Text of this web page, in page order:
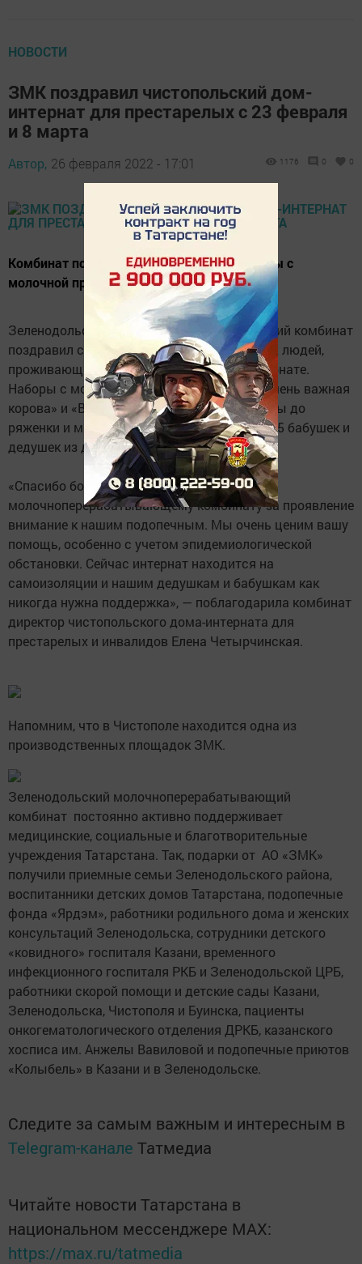
НОВОСТИ
ЗМК поздравил чистопольский дом-
интернат для престарелых с 23 февраля
и 8 марта
Автор, 26 февраля 2022 - 17:01 1176 0 0
Комбинат подарил пожилым людям наборы с
молочной продукцией
Зеленодольский молочноперерабатывающий комбинат
поздравил с 23 февраля и 8 марта пожилых людей,
проживающих в чистопольском доме-интернате.
Наборы с молочной продукции брендов «Очень важная
корова» и «Васькино счастье» — от сметаны до
ряженки и мягкого творога получили все 145 бабушек и
дедушек из дома престарелых.
«Спасибо большое Зеленодольскому
молочноперерабатывающему комбинату за проявление
внимание к нашим подопечным. Мы очень ценим вашу
помощь, особенно с учетом эпидемиологической
обстановки. Сейчас интернат находится на
самоизоляции и нашим дедушкам и бабушкам как
никогда нужна поддержка», — поблагодарила комбинат
директор чистопольского дома-интерната для
престарелых и инвалидов Елена Четырчинская.
Напомним, что в Чистополе находится одна из
производственных площадок ЗМК.
Зеленодольский молочноперерабатывающий
комбинат постоянно активно поддерживает
медицинские, социальные и благотворительные
учреждения Татарстана. Так, подарки от АО «ЗМК»
получили приемные семьи Зеленодольского района,
воспитанники детских домов Татарстана, подопечные
фонда «Ярдэм», работники родильного дома и женских
консультаций Зеленодольска, сотрудники детского
«ковидного» госпиталя Казани, временного
инфекционного госпиталя РКБ и Зеленодольской ЦРБ,
работники скорой помощи и детские сады Казани,
Зеленодольска, Чистополя и Буинска, пациенты
онкогематологического отделения ДРКБ, казанского
хосписа им. Анжелы Вавиловой и подопечные приютов
«Колыбель» в Казани и в Зеленодольске.
Следите за самым важным и интересным в
Telegram-канале Татмедиа
Читайте новости Татарстана в
национальном мессенджере MАХ:
https://max.ru/tatmedia